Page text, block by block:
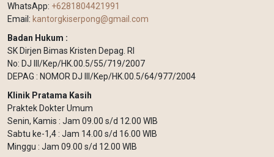
WhatsApp: +6281804421991
Email: kantorgkiserpong@gmail.com
Badan Hukum :
SK Dirjen Bimas Kristen Depag. RI
No: DJ III/Kep/HK.00.5/55/719/2007
DEPAG : NOMOR DJ III/Kep/HK.00.5/64/977/2004
Klinik Pratama Kasih
Praktek Dokter Umum
Senin, Kamis : Jam 09.00 s/d 12.00 WIB
Sabtu ke-1,4 : Jam 14.00 s/d 16.00 WIB
Minggu : Jam 09.00 s/d 12.00 WIB